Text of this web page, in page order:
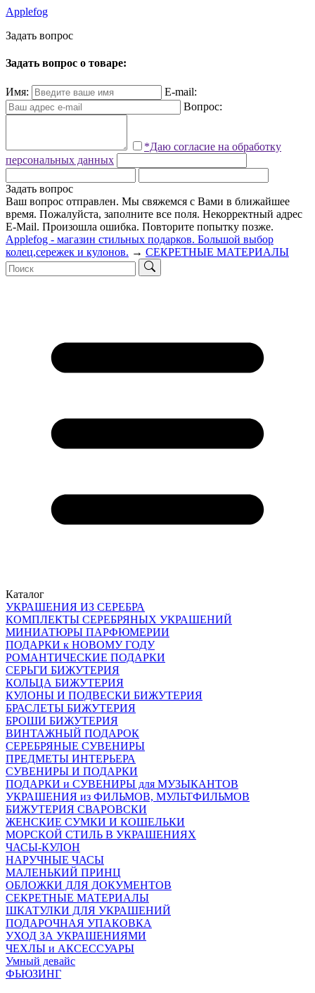
Applefog
Задать вопрос
Задать вопрос о товаре:
Имя:
E-mail:
Вопрос:
*Даю согласие на обработку
персональных данных
Задать вопрос
Ваш вопрос отправлен. Мы свяжемся с Вами в ближайшее
время. Пожалуйста, заполните все поля. Некорректный адрес
E-Mail. Произошла ошибка. Повторите попытку позже.
Applefog - магазин стильных подарков. Большой выбор
колец,сережек и кулонов. → СЕКРЕТНЫЕ МАТЕРИАЛЫ
Каталог
УКРАШЕНИЯ ИЗ СЕРЕБРА
КОМПЛЕКТЫ СЕРЕБРЯНЫХ УКРАШЕНИЙ
МИНИАТЮРЫ ПАРФЮМЕРИИ
ПОДАРКИ к НОВОМУ ГОДУ
РОМАНТИЧЕСКИЕ ПОДАРКИ
СЕРЬГИ БИЖУТЕРИЯ
КОЛЬЦА БИЖУТЕРИЯ
КУЛОНЫ И ПОДВЕСКИ БИЖУТЕРИЯ
БРАСЛЕТЫ БИЖУТЕРИЯ
БРОШИ БИЖУТЕРИЯ
ВИНТАЖНЫЙ ПОДАРОК
СЕРЕБРЯНЫЕ СУВЕНИРЫ
ПРЕДМЕТЫ ИНТЕРЬЕРА
СУВЕНИРЫ И ПОДАРКИ
ПОДАРКИ и СУВЕНИРЫ для МУЗЫКАНТОВ
УКРАШЕНИЯ из ФИЛЬМОВ, МУЛЬТФИЛЬМОВ
БИЖУТЕРИЯ СВАРОВСКИ
ЖЕНСКИЕ СУМКИ И КОШЕЛЬКИ
МОРСКОЙ СТИЛЬ В УКРАШЕНИЯХ
ЧАСЫ-КУЛОН
НАРУЧНЫЕ ЧАСЫ
МАЛЕНЬКИЙ ПРИНЦ
ОБЛОЖКИ ДЛЯ ДОКУМЕНТОВ
СЕКРЕТНЫЕ МАТЕРИАЛЫ
ШКАТУЛКИ ДЛЯ УКРАШЕНИЙ
ПОДАРОЧНАЯ УПАКОВКА
УХОД ЗА УКРАШЕНИЯМИ
ЧEХЛЫ и АКСЕССУАРЫ
Умный девайс
ФЬЮЗИНГ